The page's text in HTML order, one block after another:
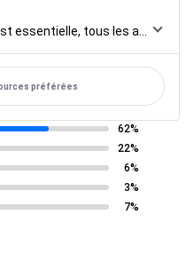
préférées
62%
22%
6%
3%
7%